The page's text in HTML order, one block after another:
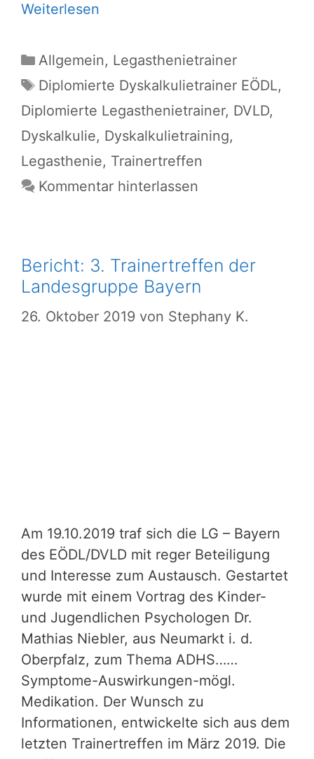
Weiterlesen
Kategorien
Allgemein, Legasthenietrainer
Schlagwörter
Diplomierte Dyskalkulietrainer EÖDL,
Diplomierte Legasthenietrainer, DVLD,
Dyskalkulie, Dyskalkulietraining,
Legasthenie, Trainertreffen
Kommentar hinterlassen
Bericht: 3. Trainertreffen der
Landesgruppe Bayern
26. Oktober 2019 von Stephany K.
Am 19.10.2019 traf sich die LG – Bayern
des EÖDL/DVLD mit reger Beteiligung
und Interesse zum Austausch. Gestartet
wurde mit einem Vortrag des Kinder-
und Jugendlichen Psychologen Dr.
Mathias Niebler, aus Neumarkt i. d.
Oberpfalz, zum Thema ADHS……
Symptome-Auswirkungen-mögl.
Medikation. Der Wunsch zu
Informationen, entwickelte sich aus dem
letzten Trainertreffen im März 2019. Die